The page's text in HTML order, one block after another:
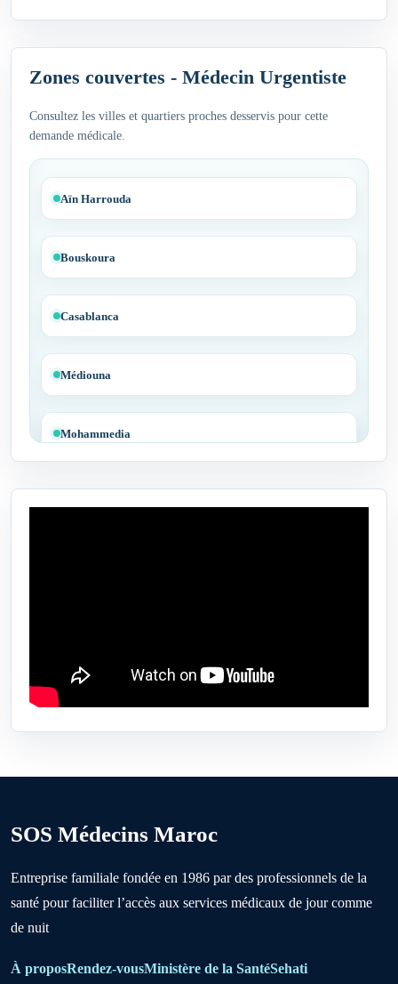
Zones couvertes - Médecin Urgentiste
Consultez les villes et quartiers proches desservis pour cette
demande médicale.
Aïn Harrouda
Bouskoura
Casablanca
Médiouna
Mohammedia
Tit Mellil
Ben Ahmed
Boujniba
Boulanouare
Bouznika
SOS Médecins Maroc
Entreprise familiale fondée en 1986 par des professionnels de la
santé pour faciliter l’accès aux services médicaux de jour comme
de nuit
À proposRendez-vousMinistère de la SantéSehati